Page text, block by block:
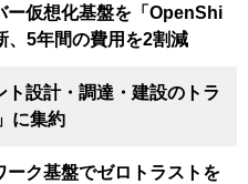
ー仮想化基盤を「OpenShi
5年間の費用を2割減
ト設計・調達・建設のトラ
に集約
ーク基盤でゼロトラストを